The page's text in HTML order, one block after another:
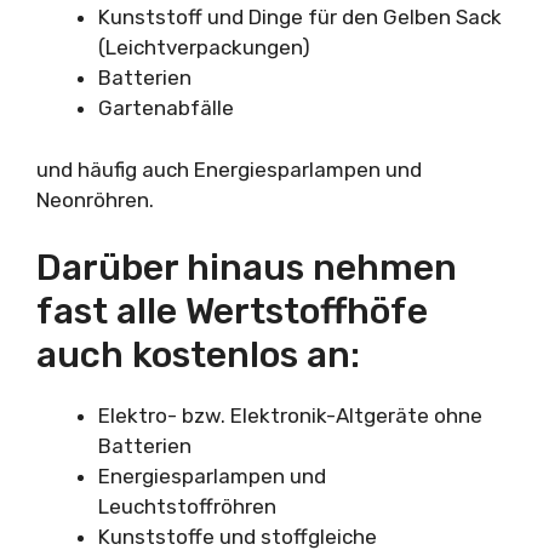
Kunststoff und Dinge für den Gelben Sack
(Leichtverpackungen)
Batterien
Gartenabfälle
und häufig auch Energiesparlampen und
Neonröhren.
Darüber hinaus nehmen
fast alle Wertstoffhöfe
auch kostenlos an:
Elektro- bzw. Elektronik-Altgeräte ohne
Batterien
Energiesparlampen und
Leuchtstoffröhren
Kunststoffe und stoffgleiche